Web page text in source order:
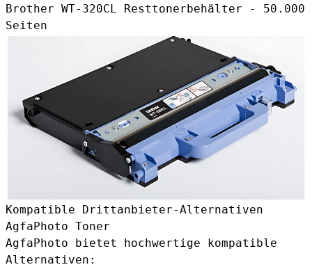
Brother WT-320CL Resttonerbehälter - 50.000
Seiten
Kompatible Drittanbieter-Alternativen
AgfaPhoto Toner
AgfaPhoto bietet hochwertige kompatible
Alternativen: